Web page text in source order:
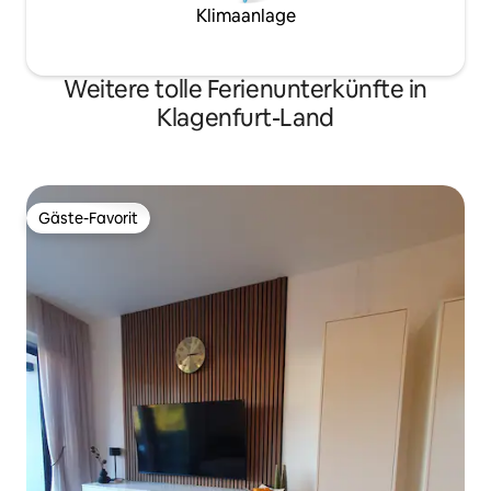
Klimaanlage
Weitere tolle Ferienunterkünfte in
Klagenfurt-Land
Gäste-Favorit
Gäste-Favorit